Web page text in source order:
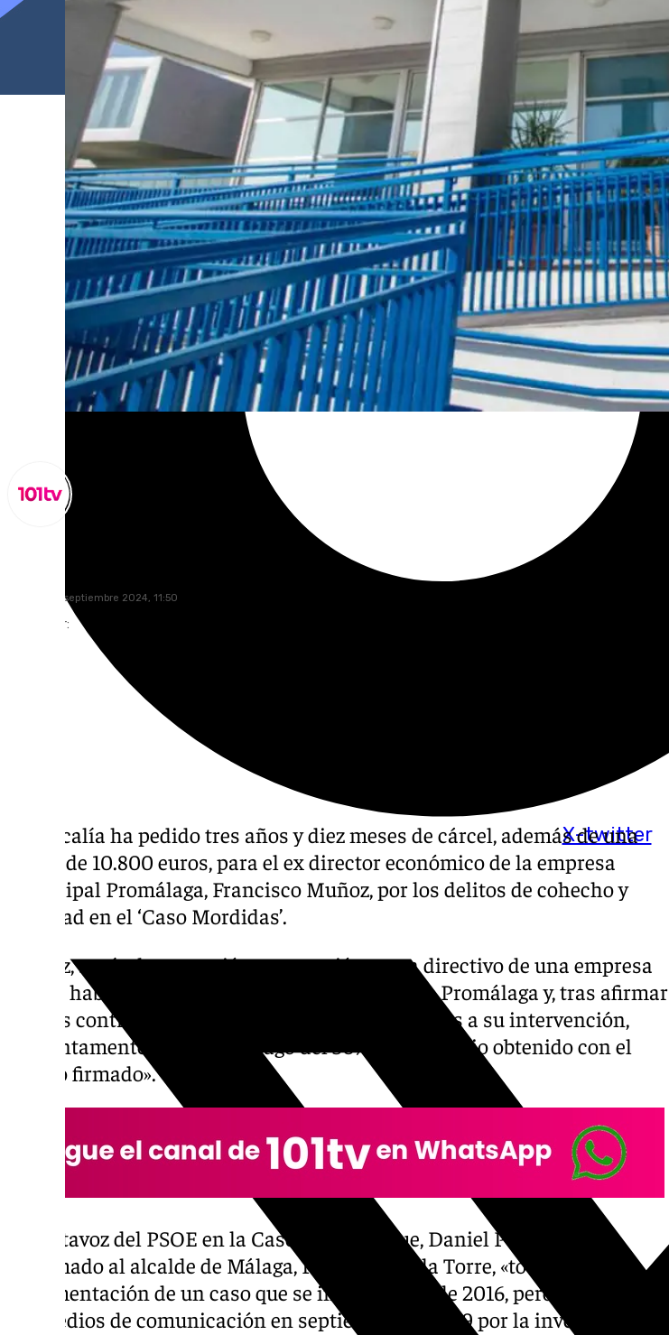
X-twitter
viernes, 20 septiembre 2024, 11:50
Compartir:
La Fiscalía ha pedido tres años y diez meses de cárcel, además de una
multa de 10.800 euros, para el ex director económico de la empresa
municipal Promálaga, Francisco Muñoz, por los delitos de cohecho y
falsedad en el ‘Caso Mordidas’.
Muñoz, según la acusación, «se reunió con un directivo de una empresa
que ya había tenido relaciones comerciales con Promálaga y, tras afirmar
que los contratos conseguidos habían sido gracias a su intervención,
presuntamente le exigió el pago del 50% del beneficio obtenido con el
último firmado».
El portavoz del PSOE en la Casona del Parque, Daniel Pérez, le ha
reclamado al alcalde de Málaga, Francisco de la Torre, «toda la
documentación de un caso que se investiga desde 2016, pero que saltó a
los medios de comunicación en septiembre de 2019 por la investigación